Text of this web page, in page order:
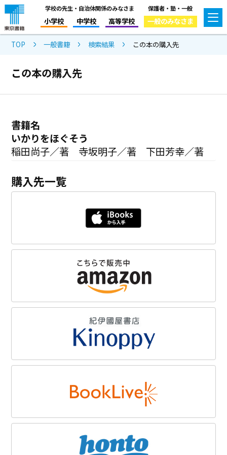
学校の先生・自治体関係のみなさま
小学校 中学校 高等学校
保護者・塾・一般
一般のみなさま
TOP 一般書籍 検索結果 この本の購入先
この本の購入先
書籍名
いかりをほぐそう
稲田尚子／著 寺坂明子／著 下田芳幸／著
購入先一覧